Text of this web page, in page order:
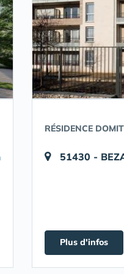
RÉSIDENCE
51430 -
Plus d'infos